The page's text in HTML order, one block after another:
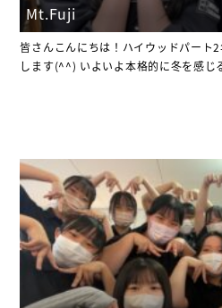
Mt.Fuji
皆さんこんにちは！ハイウッドパート
します(^^) いよいよ本格的に冬を感じ
変化が落ち着いてはきましたが、皆
てくださいね(´∇｀) さて、話は変わ